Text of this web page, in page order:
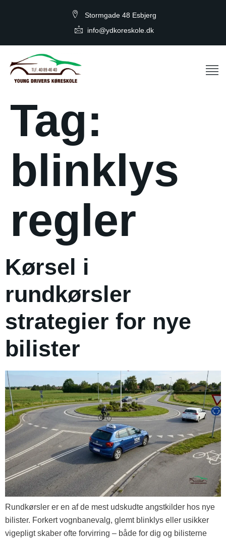
Stormgade 48 Esbjerg
info@ydkoreskole.dk
Tag:
blinklys
regler
Kørsel i
rundkørsler
strategier for nye
bilister
Rundkørsler er en af de mest udskudte angstkilder hos nye
bilister. Forkert vognbanevalg, glemt blinklys eller usikker
vigepligt skaber ofte forvirring – både for dig og bilisterne